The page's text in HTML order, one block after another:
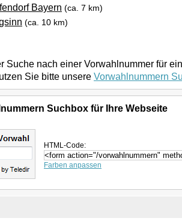
Bayern (ca. 7 km)
(ca. 10 km)
Suche nach einer Vorwahlnummer für
Sie bitte unsere Vorwahlnummern
Suchbox für Ihre Webseite
HTML-Code:
Farben anpassen